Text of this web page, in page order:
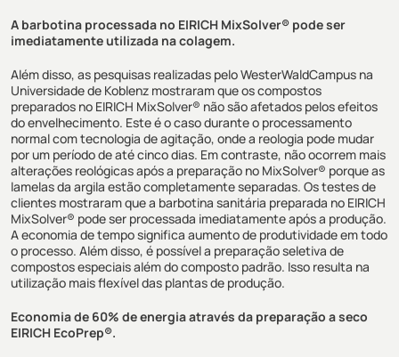
A barbotina processada no EIRICH MixSolver® pode ser
imediatamente utilizada na colagem.
Além disso, as pesquisas realizadas pelo WesterWaldCampus na
Universidade de Koblenz mostraram que os compostos
preparados no EIRICH MixSolver® não são afetados pelos efeitos
do envelhecimento. Este é o caso durante o processamento
normal com tecnologia de agitação, onde a reologia pode mudar
por um período de até cinco dias. Em contraste, não ocorrem mais
alterações reológicas após a preparação no MixSolver® porque as
lamelas da argila estão completamente separadas. Os testes de
clientes mostraram que a barbotina sanitária preparada no EIRICH
MixSolver® pode ser processada imediatamente após a produção.
A economia de tempo significa aumento de produtividade em todo
o processo. Além disso, é possível a preparação seletiva de
compostos especiais além do composto padrão. Isso resulta na
utilização mais flexível das plantas de produção.
Economia de 60% de energia através da preparação a seco
EIRICH EcoPrep®.